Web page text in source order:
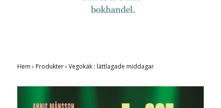
Hem › Produkter› Vegokäk : lättlagade middagar